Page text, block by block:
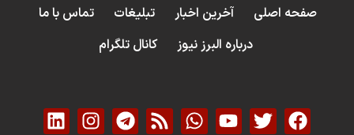
صفحه اصلی آخرین اخبار تبلیغات
تماس با ما
درباره البرز نیوز
کانال تلگرام